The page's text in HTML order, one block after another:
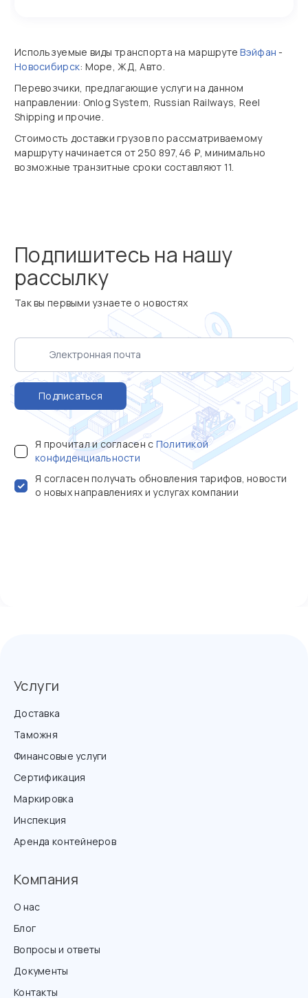
Используемые виды транспорта на маршрутеВэйфан -
Новосибирск: Море, ЖД, Авто.
Перевозчики, предлагающие услуги на данном
направлении: Onlog System, Russian Railways, Reel
Shipping и прочие.
Стоимость доставки грузов по рассматриваемому
маршруту начинается от 250 897,46 ₽, минимально
возможные транзитные сроки составляют 11.
Подпишитесь на нашу
рассылку
Так вы первыми узнаете о новостях
Подписаться
Я прочитал и согласен с Политикой
конфиденциальности
Я согласен получать обновления тарифов, новости
о новых направлениях и услугах компании
Услуги
Доставка
Таможня
Финансовые услуги
Сертификация
Маркировка
Инспекция
Аренда контейнеров
Компания
О нас
Блог
Вопросы и ответы
Документы
Контакты